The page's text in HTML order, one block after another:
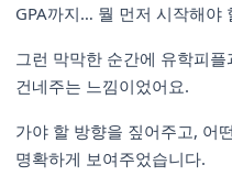
GPA까지… 뭘 먼저 시작해야
그런 막막한 순간에 유학피플
건네주는 느낌이었어요.
가야 할 방향을 짚어주고, 어
명확하게 보여주었습니다.